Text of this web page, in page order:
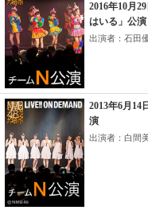
2016年10月
はいる」公
出演者：石田
2013年6月14
演
出演者：白間